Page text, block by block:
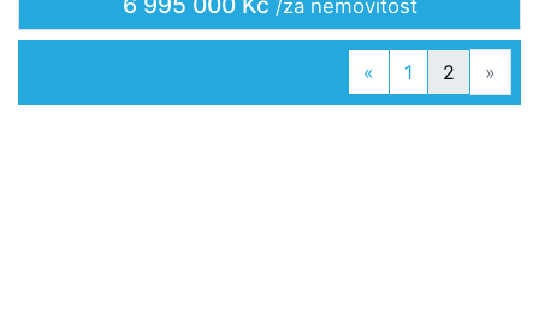
/za nemovitost
« Previous
1 2 »